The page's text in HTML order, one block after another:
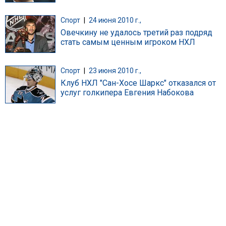
Спорт 24 июня 2010 г.,
Овечкину не удалось третий раз подряд
стать самым ценным игроком НХЛ
Спорт 23 июня 2010 г.,
Клуб НХЛ "Сан-Хосе Шаркс" отказался от
услуг голкипера Евгения Набокова